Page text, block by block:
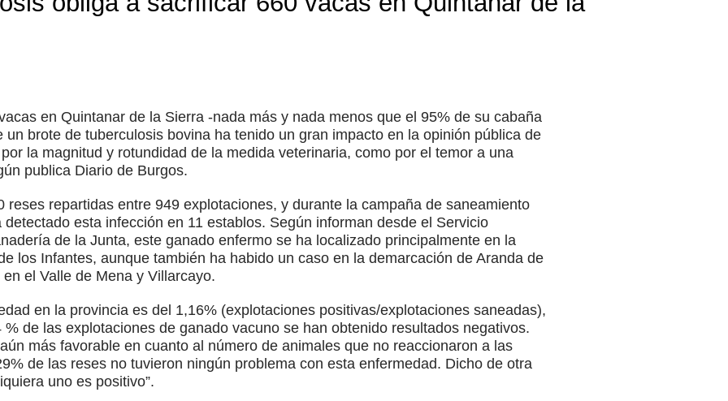
en Quintanar de la Sierra -nada más y nada menos que el 95% de su cabaña
brote de tuberculosis bovina ha tenido un gran impacto en la opinión pública de
la magnitud y rotundidad de la medida veterinaria, como por el temor a una
publica Diario de Burgos.
reses repartidas entre 949 explotaciones, y durante la campaña de saneamiento
esta infección en 11 establos. Según informan desde el Servicio
de la Junta, este ganado enfermo se ha localizado principalmente en la
los Infantes, aunque también ha habido un caso en la demarcación de Aranda de
el Valle de Mena y Villarcayo.
en la provincia es del 1,16% (explotaciones positivas/explotaciones saneadas),
de las explotaciones de ganado vacuno se han obtenido resultados negativos.
más favorable en cuanto al número de animales que no reaccionaron a las
de las reses no tuvieron ningún problema con esta enfermedad. Dicho de otra
uno es positivo”.